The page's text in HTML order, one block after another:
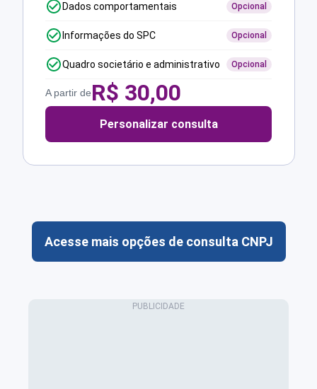
Dados comportamentais Opcional
Informações do SPC Opcional
Quadro societário e administrativo Opcional
A partir deR$ 30,00
Personalizar consulta
Acesse mais opções de consulta CNPJ